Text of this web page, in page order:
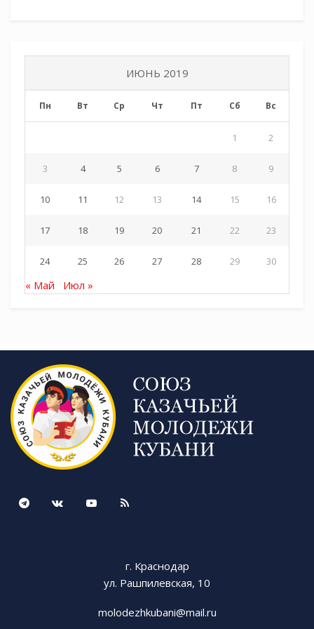
ИЮНЬ 2019
Пн Вт Ср Чт Пт Сб Вс
1 2
3 4 5 6 7 8 9
10 11 12 13 14 15 16
17 18 19 20 21 22 23
24 25 26 27 28 29 30
« Май Июл »
г. Краснодар
ул. Рашпилевская, 10
molodezhkubani@mail.ru